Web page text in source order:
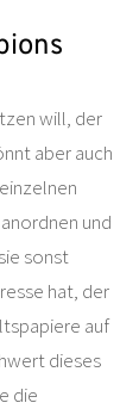
will, der
aber auch
und
sonst
hat, der
auf
dieses
die